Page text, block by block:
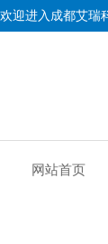
欢迎进入成都艾瑞
网站首页